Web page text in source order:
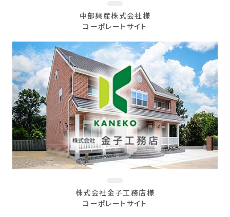
中部興産株式会社様
コーポレートサイト
株式会社金子工務店様
コーポレートサイト